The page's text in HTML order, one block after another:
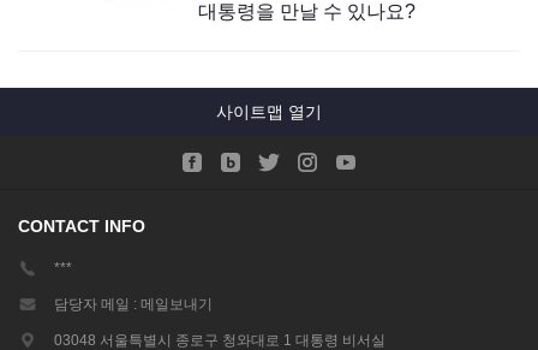
대통령을 만날 수 있나요?
사이트맵
CONTACT INFO
***
담당자 메일 : 메일보내기
03048 서울특별시 종로구 청와대로 1 대통령 비서실